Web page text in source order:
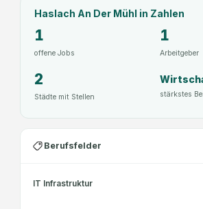
Haslach An Der Mühl in Zahlen
1
offene Jobs
1
Arbeitgeber
2
Städte mit Stellen stärkstes
Berufsfelder
IT Infrastruktur